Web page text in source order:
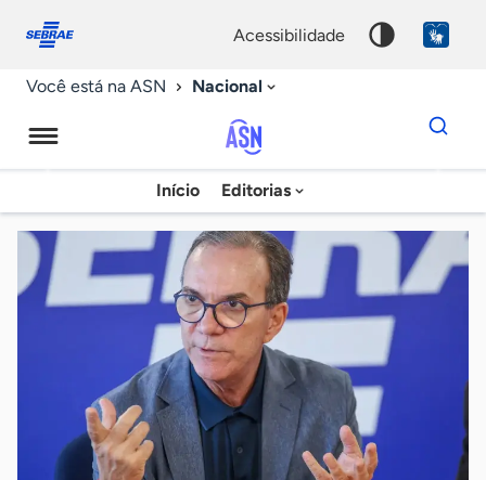
conosco
acessibilidade
Você está na ASN Nacional
Agência
Sebrae
de
Notícias
Início Editorias
Dados
para
chave